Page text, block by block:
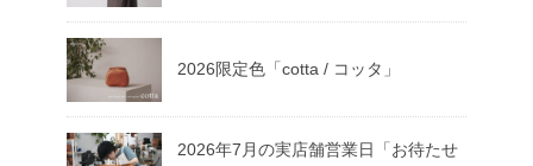
2026限定色「cotta / コッタ」
2026年7月の実店舗営業日「お待たせ